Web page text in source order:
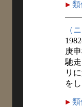
類
（
庚
馳
リ
をし
類